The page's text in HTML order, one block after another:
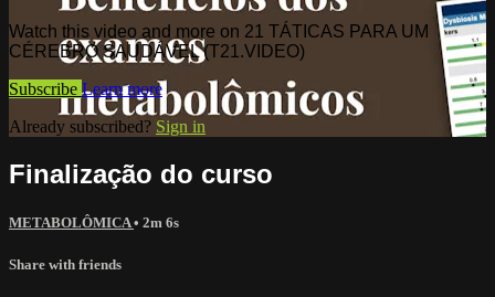
Watch this video and more on 21 TÁTICAS PARA UM
CÉREBRO SAUDÁVEL (T21.VIDEO)
Subscribe Learn more
Already subscribed? Sign in
Finalização do curso
METABOLÔMICA• 2m 6s
Share with friends